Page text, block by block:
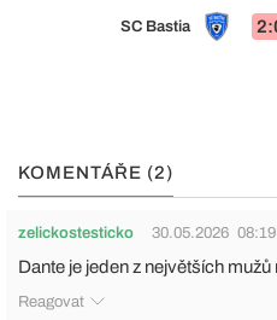
SC Bastia
KOMENTÁŘE (2)
zelickostesticko 30.05.2026 08:19
Dante je jeden z největších
Reagovat